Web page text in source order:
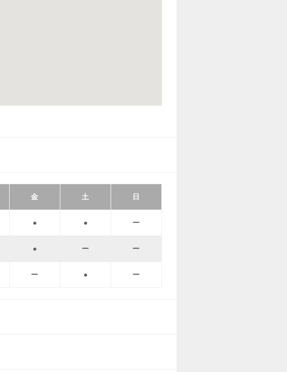
金 土 日
● ● ー
● ー ー
ー ● ー